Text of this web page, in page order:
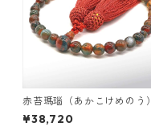
赤苔瑪瑙（あかこけめのう）
共仕立 弥勒房
¥38,720